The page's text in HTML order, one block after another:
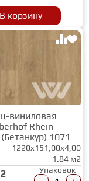
В корзину
виниловая
Rhein
1071
1220x151,00x4,00
1.84 м2
Упаковок